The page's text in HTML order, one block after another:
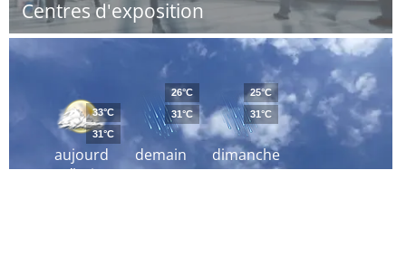
Centres d'exposition
aujourd
´hui
33°C
31°C
demain
26°C
31°C
dimanche
25°C
31°C